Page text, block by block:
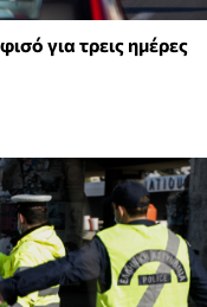
για τρεις ημέρες